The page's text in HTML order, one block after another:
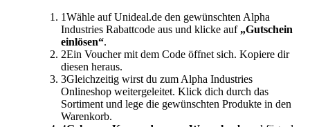
1Wähle auf Unideal.de den gewünschten Alpha
Industries Rabattcode aus und klicke auf „Gutschein
einlösen“.
2Ein Voucher mit dem Code öffnet sich. Kopiere dir
diesen heraus.
3Gleichzeitig wirst du zum Alpha Industries
Onlineshop weitergeleitet. Klick dich durch das
Sortiment und lege die gewünschten Produkte in den
Warenkorb.